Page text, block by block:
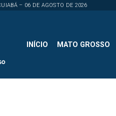
– 06 DE AGOSTO DE 2026
INÍCIO MATO GROSSO